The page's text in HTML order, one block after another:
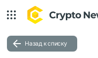
Назад к списку